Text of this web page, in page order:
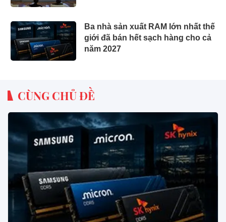
Ba nhà sản xuất RAM lớn nhất thế
giới đã bán hết sạch hàng cho cả
năm 2027
CÙNG CHỦ ĐỀ